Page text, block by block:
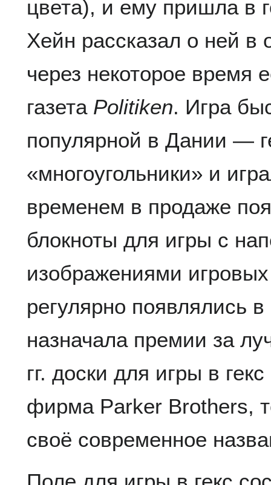
цвета), и ему пришла в
Хейн рассказал о ней в
через некоторое время
газета Politiken. Игра
популярной в Дании —
«многоугольники» и
временем в продаже
блокноты для игры с
изображениями
регулярно появлялись в
назначала премии за
гг. доски для игры в
фирма Parker Brothers,
своё современное